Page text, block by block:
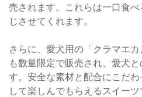
売されます。これらは一口食
じさせてくれます。
さらに、愛犬用の「クラマエ
も数量限定で販売され、愛犬
す。安全な素材と配合にこだ
して楽しんでもらえるスイーツ